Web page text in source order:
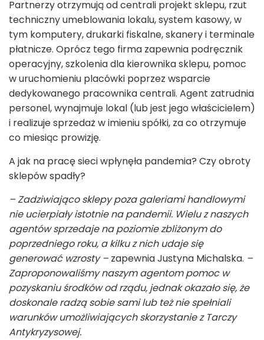
Partnerzy otrzymują od centrali projekt sklepu, rzut
techniczny umeblowania lokalu, system kasowy, w
tym komputery, drukarki fiskalne, skanery i terminale
płatnicze. Oprócz tego firma zapewnia podręcznik
operacyjny, szkolenia dla kierownika sklepu, pomoc
w uruchomieniu placówki poprzez wsparcie
dedykowanego pracownika centrali. Agent zatrudnia
personel, wynajmuje lokal (lub jest jego właścicielem)
i realizuje sprzedaż w imieniu spółki, za co otrzymuje
co miesiąc prowizję.
A jak na pracę sieci wpłynęła pandemia? Czy obroty
sklepów spadły?
– Zadziwiająco sklepy poza galeriami handlowymi
nie ucierpiały istotnie na pandemii. Wielu z naszych
agentów sprzedaje na poziomie zbliżonym do
poprzedniego roku, a kilku z nich udaje się
generować wzrosty – zapewnia Justyna Michalska. –
Zaproponowaliśmy naszym agentom pomoc w
pozyskaniu środków od rządu, jednak okazało się, że
doskonale radzą sobie sami lub też nie spełniali
warunków umożliwiających skorzystanie z Tarczy
Antykryzysowej.